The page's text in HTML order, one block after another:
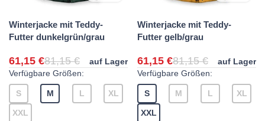
Winterjacke mit Teddy-
Futter dunkelgrün/grau
61,15 €81,15 €
auf Lager
Verfügbare Größen:
S M L XL
XXL
Winterjacke mit Teddy-
Futter gelb/grau
61,15 €81,15 €
auf Lager
Verfügbare Größen:
S M L XL
XXL